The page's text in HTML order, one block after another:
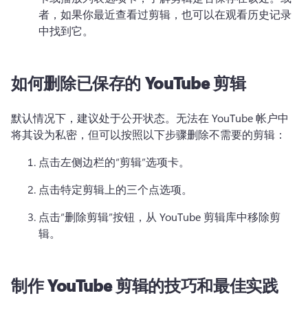
者，如果你最近查看过剪辑，也可以在观看历史记录
中找到它。
如何删除已保存的 YouTube 剪辑
默认情况下，建议处于公开状态。 无法在 YouTube 帐户中
将其设为私密，但可以按照以下步骤删除不需要的剪辑：
点击左侧边栏的“剪辑”选项卡。
点击特定剪辑上的三个点选项。
点击“删除剪辑”按钮，从 YouTube 剪辑库中移除剪
辑。
制作 YouTube 剪辑的技巧和最佳实践